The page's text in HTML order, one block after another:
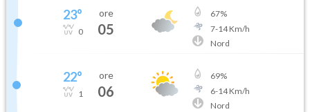
23°
0
ore
05
67%
7-14Km/h
Nord
22°
1
ore
06
69%
6-14Km/h
Nord